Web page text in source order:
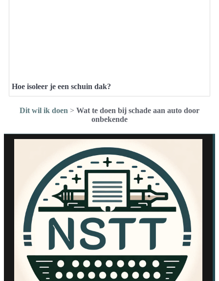
Hoe isoleer je een schuin dak?
Dit wil ik doen > Wat te doen bij schade aan auto door
onbekende